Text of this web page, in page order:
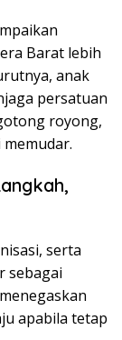
Barat lebih
anak
persatuan
royong,
serta
sebagai
apabila tetap